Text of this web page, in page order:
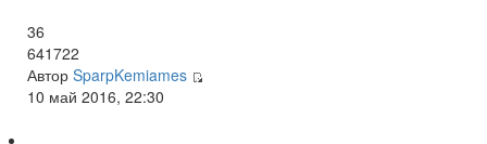
36
641722
Автор SparpKemiames
10 май 2016, 22:30